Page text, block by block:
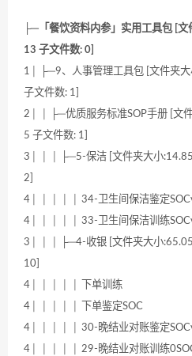
├─「餐饮资料内参」实用工具包 [
13 子文件数: 0]
1│ ├─9、人事管理工具包 [文件夹
子文件数: 1]
2│ │ ├─优质服务标准SOP手册 [文
5 子文件数: 1]
3│ │ │ ├─5-保洁 [文件夹大小:14.85
2]
4│ │ │ │ │ 34-卫生间保洁鉴定
4│ │ │ │ │ 33-卫生间保洁训练
3│ │ │ ├─4-收银 [文件夹大小:65.05
10]
4│ │ │ │ │ 下单训练
4│ │ │ │ │ 下单鉴定SOC
4│ │ │ │ │ 30-晚结业对账鉴定
4│ │ │ │ │ 29-晚结业对账训练